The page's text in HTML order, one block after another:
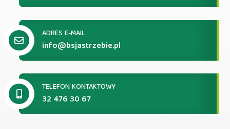
ADRES E-MAIL
info@bsjastrzebie.pl
TELEFON KONTAKTOWY
32 476 30 67